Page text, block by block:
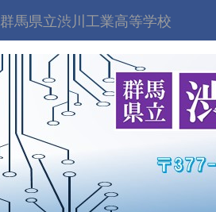
群馬県立渋川工業高等学校